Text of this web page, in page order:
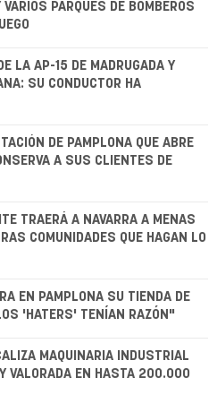
PARQUES DE BOMBEROS
LA AP-15 DE MADRUGADA Y
SU CONDUCTOR HA
DE PAMPLONA QUE ABRE
A SUS CLIENTES DE
TRAERÁ A NAVARRA A MENAS
COMUNIDADES QUE HAGAN LO
EN PAMPLONA SU TIENDA DE
'HATERS' TENÍAN RAZÓN"
MAQUINARIA INDUSTRIAL
VALORADA EN HASTA 200.000